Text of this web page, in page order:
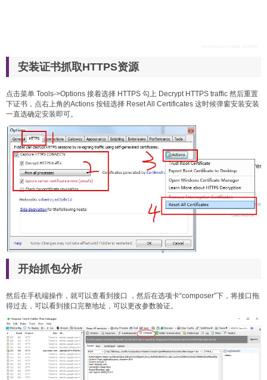
安装证书抓取HTTPS资源
点击菜单 Tools->Options 接着选择 HTTPS 勾上 Decrypt HTTPS traffic 然后重置
下证书，点右上角的Actions 按钮选择 Reset All Certificates 这时候弹窗安装安装
一直选确定安装即可。
开始抓包分析
然后在手机端操作，就可以查看到接口 ，然后在选项卡“composer”下，将接口拖
得过去，可以看到接口完整地址，可以更改参数验证。